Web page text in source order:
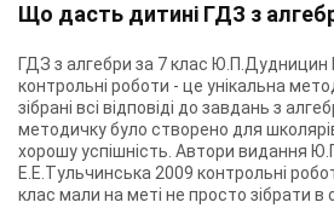
Що дасть дитині ГДЗ з
ГДЗ з алгебри за 7 клас Ю.П.Дудницин
контрольні роботи - це унікальна
зібрані всі відповіді до завдань з
методичку було створено для
хорошу успішність. Автори видання
Е.Е.Тульчинська 2009 контрольні
клас мали на меті не просто зібрати в